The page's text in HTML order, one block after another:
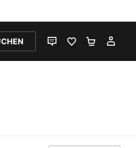
LIVE-CHATFAVORITEN 0